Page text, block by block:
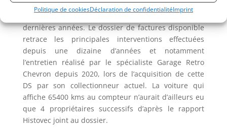
Politique de cookiesDéclaration de confidentialitéImprint
suspension hydropneumatique souple révèlent un
bon fonctionnement, fruit d’un entretien sérieux ces
dernières années. Le dossier de factures disponible
retrace les principales interventions effectuées
depuis une dizaine d’années et notamment
l’entretien réalisé par le spécialiste Garage Retro
Chevron depuis 2020, lors de l’acquisition de cette
DS par son collectionneur actuel. La voiture qui
affiche 65400 kms au compteur n’aurait d’ailleurs eu
que 4 propriétaires successifs d’après le rapport
Histovec joint au dossier.